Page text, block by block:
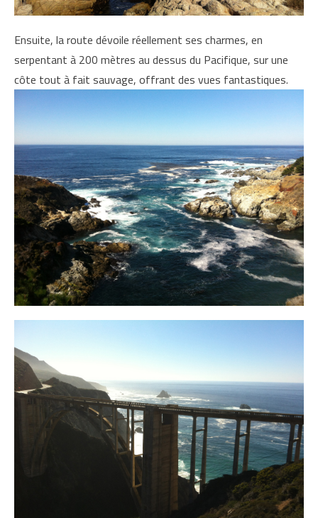
Ensuite, la route dévoile réellement ses charmes, en
serpentant à 200 mètres au dessus du Pacifique, sur une
côte tout à fait sauvage, offrant des vues fantastiques.